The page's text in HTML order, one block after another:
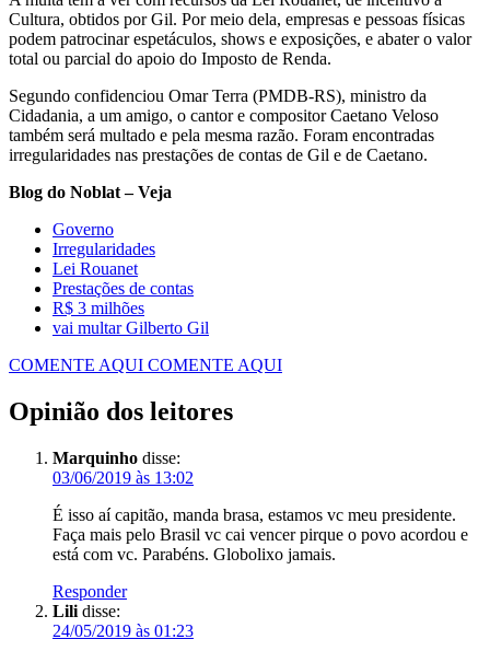
Cultura, obtidos por Gil. Por meio dela, empresas e pessoas físicas
podem patrocinar espetáculos, shows e exposições, e abater o valor
total ou parcial do apoio do Imposto de Renda.
Segundo confidenciou Omar Terra (PMDB-RS), ministro da
Cidadania, a um amigo, o cantor e compositor Caetano Veloso
também será multado e pela mesma razão. Foram encontradas
irregularidades nas prestações de contas de Gil e de Caetano.
Blog do Noblat – Veja
Governo
Irregularidades
Lei Rouanet
Prestações de contas
R$ 3 milhões
vai multar Gilberto Gil
COMENTE AQUI COMENTE AQUI
Opinião dos leitores
Marquinho disse:
03/06/2019 às 13:02
É isso aí capitão, manda brasa, estamos vc meu presidente.
Faça mais pelo Brasil vc cai vencer pirque o povo acordou e
está com vc. Parabéns. Globolixo jamais.
Responder
Lili disse:
24/05/2019 às 01:23